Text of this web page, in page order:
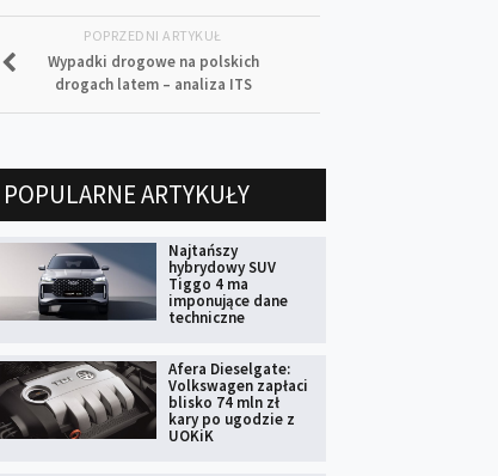
POPRZEDNI ARTYKUŁ
Wypadki drogowe na polskich
drogach latem – analiza ITS
POPULARNE ARTYKUŁY
Najtańszy
hybrydowy SUV
Tiggo 4 ma
imponujące dane
techniczne
Afera Dieselgate:
Volkswagen zapłaci
blisko 74 mln zł
kary po ugodzie z
UOKiK